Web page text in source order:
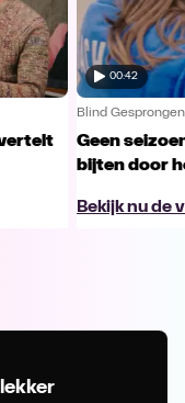
00:42
Blind Gesprongen
Geen
bijten door
Bekijk nu de